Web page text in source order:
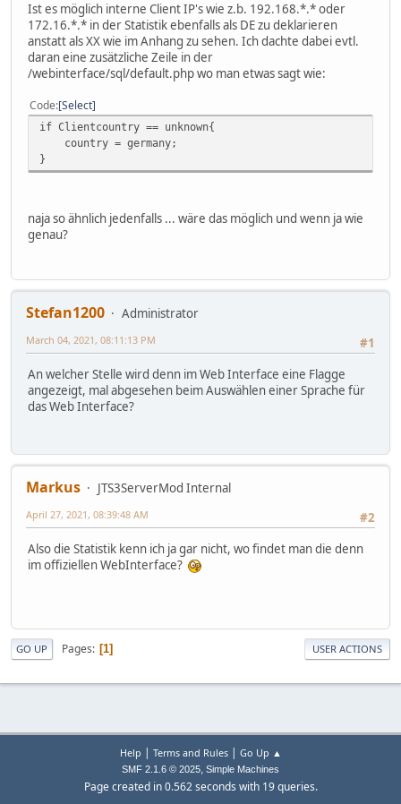
Ist es möglich interne Client IP's wie z.b. 192.168.*.* oder
172.16.*.* in der Statistik ebenfalls als DE zu deklarieren
anstatt als XX wie im Anhang zu sehen. Ich dachte dabei evtl.
daran eine zusätzliche Zeile in der
/webinterface/sql/default.php wo man etwas sagt wie:
Code Select
if Clientcountry == unknown{
country = germany;
}
naja so ähnlich jedenfalls ... wäre das möglich und wenn ja wie
genau?
Stefan1200
Administrator
#1
March 04, 2021, 08:11:13 PM
An welcher Stelle wird denn im Web Interface eine Flagge
angezeigt, mal abgesehen beim Auswählen einer Sprache für
das Web Interface?
Markus
JTS3ServerMod Internal
#2
April 27, 2021, 08:39:48 AM
Also die Statistik kenn ich ja gar nicht, wo findet man die denn
im offiziellen WebInterface?
GO UP Pages 1 USER ACTIONS
Help | Terms and Rules| Go Up ▲
SMF 2.1.6 © 2025, Simple Machines
Page created in 0.562 seconds with 19 queries.